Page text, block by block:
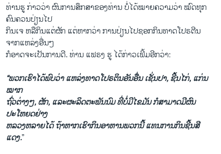
ທ່ານ​ຮູ ກ່າວ​ວ່າ ຜົນ​ການ​ສຶກສາ​ຂອງ​ທ່ານ ບໍ່​ໄດ້​ໝາຍ​ຄວາມວ່າ​ ໝົດ​ທຸກ​
ຄົນ​ຄວນ​ປ່ຽນ​ໄປ
​ກິນ​ເຈ ຫລື​ກິນ​ແຕ່​ຜັກ ​ແຕ່​ຫາກ​ວ່າ ການ​ປ່ຽນ​ໄປ​ຊອກ​ກິນທາດ​ໂປຣຕີນ
ຈາກແຫ​ລ່ງ​ອື່ນ​ໆ
ກໍ​ອາດ​ຈະ​ເປັນ​ການ​ດີ. ທ່ານ ແຟຣງ ຮູ ໄດ້ກ່າວເພີ້ມອີກວ່າ:
“ພວກເຮົາໄດ້ພົບວ່າ ແຫລ່ງທາດໂປຣຕິນອັນອື່ນ ເຊັ່ນປາ, ຊີ້ນໄກ່, ແກ່ນ
ໝາກ
ຖົ່ວຕ່າງໆ, ຜັກ, ແລະຜະລິດຕະພັນນົມ ທີ່ບໍ່ມີໄຂມັນ ກໍສາມາດມີຜົນ
ປະໂຫຍດຢ່າງ
ຫລວງຫລາຍໄດ້ ຖ້າຫາກ​ເຮົາ​ກິນອາຫານພວກນີ້ ແທນການກິນຊີ້ນສີ
ແດງ.”